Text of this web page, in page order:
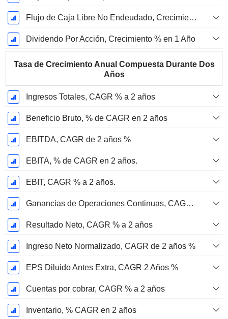
Flujo de Caja Libre No Endeudado, Crecimiento de 1 Año %
Dividendo Por Acción, Crecimiento % en 1 Año
Tasa de Crecimiento Anual Compuesta Durante Dos
Años
Ingresos Totales, CAGR % a 2 años
Beneficio Bruto, % de CAGR en 2 años
EBITDA, CAGR de 2 años %
EBITA, % de CAGR en 2 años.
EBIT, CAGR % a 2 años.
Ganancias de Operaciones Continuas, CAGR % en 2 años
Resultado Neto, CAGR % a 2 años
Ingreso Neto Normalizado, CAGR de 2 años %
EPS Diluido Antes Extra, CAGR 2 Años %
Cuentas por cobrar, CAGR % a 2 años
Inventario, % CAGR en 2 años